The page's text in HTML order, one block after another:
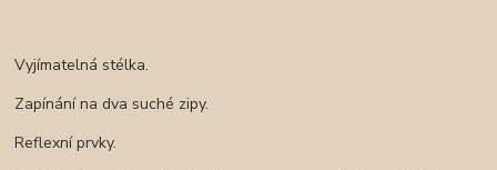
Vyjímatelná stélka.
Zapínání na dva suché zipy.
Reflexní prvky.